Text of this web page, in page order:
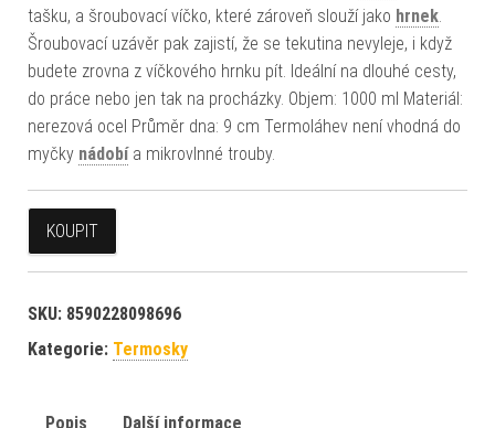
tašku, a šroubovací víčko, které zároveň slouží jako hrnek
Šroubovací uzávěr pak zajistí, že se tekutina nevyleje, i když
budete zrovna z víčkového hrnku pít. Ideální na dlouhé cesty,
do práce nebo jen tak na procházky. Objem: 1000 ml Materiál:
nerezová ocel Průměr dna: 9 cm Termoláhev není vhodná do
myčky nádobía mikrovlnné trouby.
KOUPIT
SKU: 8590228098696
Kategorie: Termosky
Popis Další informace